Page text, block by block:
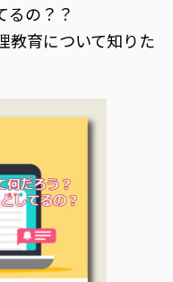
るの？？
教育について知りた